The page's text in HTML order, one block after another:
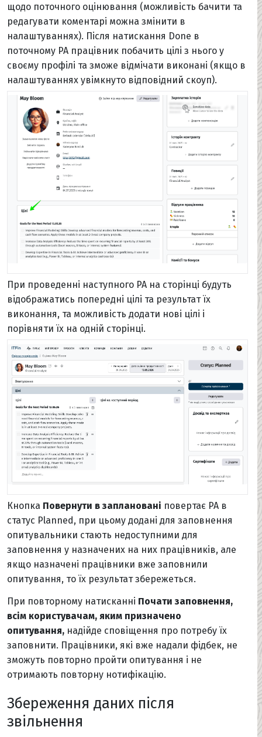
щодо поточного оцінювання (можливість бачити та
редагувати коментарі можна змінити в
налаштуваннях). Після натискання Done в
поточному PA працівник побачить цілі з нього у
своєму профілі та зможе відмічати виконані (якщо в
налаштуваннях увімкнуто відповідний скоуп).
При проведенні наступного PA на сторінці будуть
відображатись попередні цілі та результат їх
виконання, та можливість додати нові цілі і
порівняти їх на одній сторінці.
Кнопка Повернути в заплановані повертає PA в
статус Planned, при цьому додані для заповнення
опитувальники стають недоступними для
заповнення у назначених на них працівників, але
якщо назначені працівники вже заповнили
опитування, то їх результат збережеться.
При повторному натисканні Почати заповнення,
всім користувачам, яким призначено
опитування, надійде сповіщення про потребу їх
заповнити. Працівники, які вже надали фідбек, не
зможуть повторно пройти опитування і не
отримають повторну нотифікацію.
Збереження даних після
звільнення